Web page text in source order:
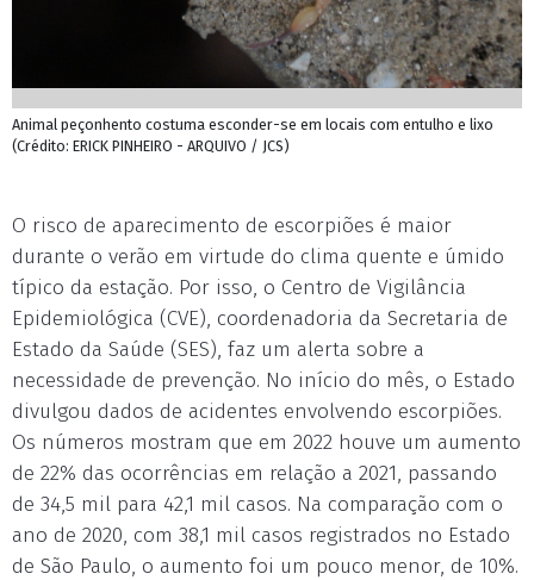
Animal peçonhento costuma esconder-se em locais com entulho e lixo
(Crédito: ERICK PINHEIRO - ARQUIVO / JCS)
O risco de aparecimento de escorpiões é maior
durante o verão em virtude do clima quente e úmido
típico da estação. Por isso, o Centro de Vigilância
Epidemiológica (CVE), coordenadoria da Secretaria de
Estado da Saúde (SES), faz um alerta sobre a
necessidade de prevenção. No início do mês, o Estado
divulgou dados de acidentes envolvendo escorpiões.
Os números mostram que em 2022 houve um aumento
de 22% das ocorrências em relação a 2021, passando
de 34,5 mil para 42,1 mil casos. Na comparação com o
ano de 2020, com 38,1 mil casos registrados no Estado
de São Paulo, o aumento foi um pouco menor, de 10%.